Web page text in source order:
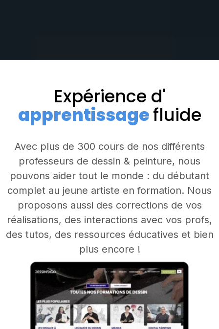
Expérience d'
apprentissagefluide
Avec plus de 300 cours de nos différents
professeurs de dessin & peinture, nous
pouvons aider tout le monde : du débutant
complet au jeune artiste en formation. Nous
proposons aussi des corrections de vos
réalisations, des interactions avec vos profs,
des tutos, des ressources éducatives et bien
plus encore !